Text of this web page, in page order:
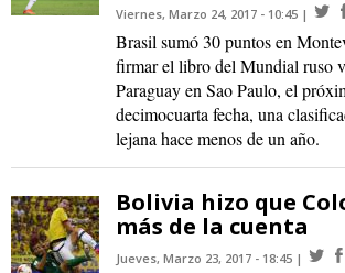
Viernes, Marzo 24, 2017 - 10:45
Brasil sumó 30 puntos en
firmar el libro del Mundial ruso
Paraguay en Sao Paulo, el
decimocuarta fecha, una
lejana hace menos de un año.
Bolivia hizo que
más de la cuenta
Jueves, Marzo 23, 2017 - 18:45